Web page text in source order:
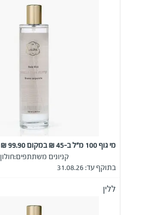
מי גוף 100 מ"ל ב-45 ₪ במקום 99.90 ₪
קניונים משתתפים:חולון
בתוקף עד: 31.08.26
ללין